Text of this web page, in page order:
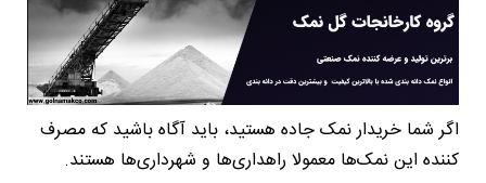
اگر شما خریدار نمک جاده هستید، باید آگاه باشید که مصرف
کننده این نمک‌ها معمولا راهداری‌ها و شهرداری‌ها هستند.